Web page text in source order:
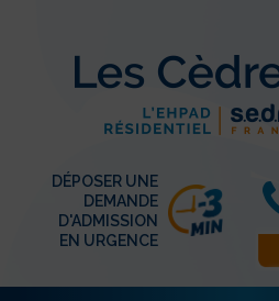
DÉPOSER UNE
DEMANDE
D'ADMISSION
EN URGENCE